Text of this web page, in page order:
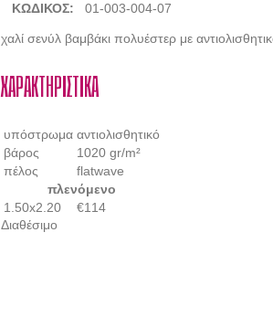
ΚΩΔΙΚΟΣ:
01-003-004-07
χαλί σενύλ βαμβάκι πολυέστερ με
ΧΑΡΑΚΤΗΡΙΣΤΙΚΑ
υπόστρωμα αντιολισθητικό
βάρος
1020 gr/m²
πέλος
flatwave
πλενόμενο
1.50x2.20
€114
Διαθέσιμο